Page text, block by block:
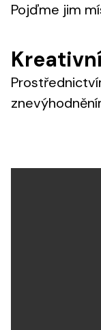
Pojďme jim